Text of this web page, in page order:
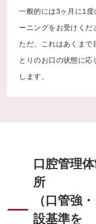
一般的には3ヶ月に1
ーニングをお受けくだ
ただ、これはあくまで
とりのお口の状態に応
します。
口腔管理
所
（口管強
設基準を